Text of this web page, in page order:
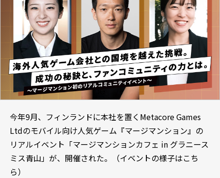
今年9月、フィンランドに本社を置くMetacore Games
Ltdのモバイル向け人気ゲーム『マージマンション』の
リアルイベント「マージマンションカフェ in グラニース
ミス青山」が、開催された。（イベントの様子はこち
ら）